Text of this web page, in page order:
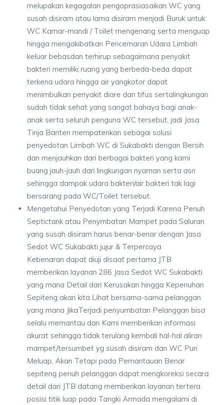
melupakan kegagalan pengoprasiasaikan WC yang
susah disiram atau lama disiram menjadi Buruk untuk
WC Kamar-mandi / Toilet mengenang serta menguap
hingga mengakibatkan Pencemaran Udara Limbah
keluar bebasdan terhirup sebagaimana penyakit
bakteri memiliki ruang yang berbeda-beda dapat
terkena udara hingga air yangkotor dapat
menimbulkan penyakit diare dan tifus sertalingkungan
sudah tidak sehat yang sangat bahaya bagi anak-
anak serta seluruh penguna WC tersebut, jadi Jasa
Tinja Banten mempatenkan sebagai solusi
penyedotan Limbah WC di Sukabakti dengan Bersih
dan menjauhkan dari berbagai bakteri yang kami
buang jauh-jauh dari lingkungan nyaman serta asri
sehingga dampak udara bakteri/air bakteri tak lagi
bersarang pada WC/Toilet tersebut.
Mengetahui Penyedotan yang Terjadi Karena Penuh
Septictank atau Penymbatan Mampet pada Saluran
yang susah disiram harus benar-benar dengan Jasa
Sedot WC Sukabakti jujur & Terpercaya
Kebenaran dapat diuji disaat pertama JTB
memberikan layanan 286 Jasa Sedot WC Sukabakti
yang mana Detail dari Kerusakan hingga Kepenuhan
Sepiteng akan kita Lihat bersama-sama pelanggan
yang mana JikaTerjadi penyumbatan Pelanggan bisa
selalu memantau dan Kami memberikan informasi
akurat sehingga tidak terulang kembali hal-hal aliran
mampet/tersumbet yg susah disiram dan WC Pun
Meluap, Akan Tetapi pada Pemantauan Benar
sepiteng penuh pelanggan dapat mengkoreksi secara
detail dari JTB datang memberikan layanan tertera
posisi titik luap pada Tangki Armada mengalami di